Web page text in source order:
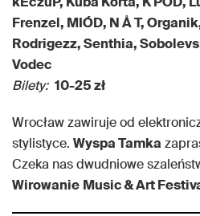
Frenzel, MIÓD, N Å T,
Rodrigezz, Senthia,
Vodec
Bilety: 10-25 zł
Wrocław zawiruje od
stylistyce. Wyspa Tamka
Czeka nas dwudniowe
Wirowanie Music & Art